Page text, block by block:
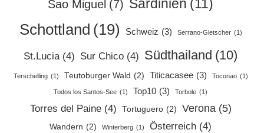
Sao Miguel (7) Sardinien (11)
Schottland (19) Schweiz (3) Serrano-Gletscher (1)
St.Lucia (4) Sur Chico (4) Südthailand (10)
Terschelling (1) Teutoburger Wald (2) Titicacasee (3) Toconao (1)
Todos los Santos-See (1) Top10 (3) Torbole (1)
Torres del Paine (4) Tortuguero (2) Verona (5)
Wandern (2) Winterberg (1) Österreich (4)